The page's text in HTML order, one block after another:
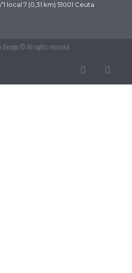
local 7 (0,31 km) 51001 Ceuta
Design© All rights reserved